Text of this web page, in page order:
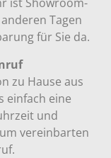
Tagen
für Sie da.
zu Hause aus
einfach eine
und
vereinbarten